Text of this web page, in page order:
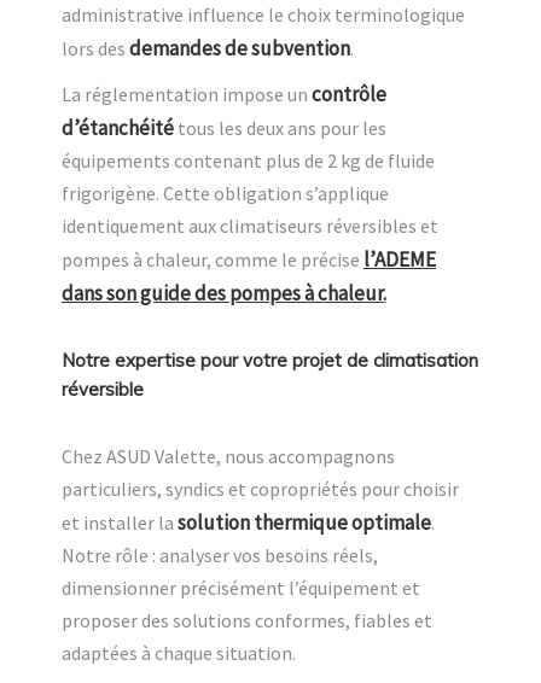
administrative influence le choix terminologique
lors des demandes de subvention.
La réglementation impose un contrôle
d’étanchéité tous les deux ans pour les
équipements contenant plus de 2 kg de fluide
frigorigène. Cette obligation s’applique
identiquement aux climatiseurs réversibles et
pompes à chaleur, comme le précise l’ADEME
dans son guide des pompes à chaleur.
Notre expertise pour votre projet de climatisation
réversible
Chez ASUD Valette, nous accompagnons
particuliers, syndics et copropriétés pour choisir
et installer la solution thermique optimale.
Notre rôle : analyser vos besoins réels,
dimensionner précisément l’équipement et
proposer des solutions conformes, fiables et
adaptées à chaque situation.